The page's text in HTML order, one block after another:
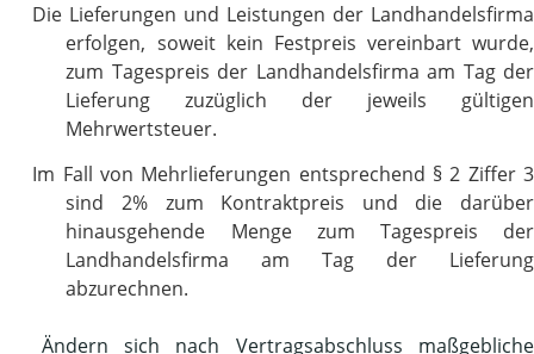
Die Lieferungen und Leistungen der Landhandelsfirma
erfolgen, soweit kein Festpreis vereinbart wurde,
zum Tagespreis der Landhandelsfirma am Tag der
Lieferung zuzüglich der jeweils gültigen
Mehrwertsteuer.
Im Fall von Mehrlieferungen entsprechend § 2 Ziffer 3
sind 2% zum Kontraktpreis und die darüber
hinausgehende Menge zum Tagespreis der
Landhandelsfirma am Tag der Lieferung
abzurechnen.
Ändern sich nach Vertragsabschluss maßgebliche